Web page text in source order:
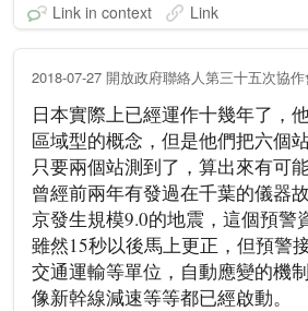
Link in context Link
2018-07-27 開放政府聯絡人第三十五次協
日本實際上已經運作十幾年了，
區域型的概念，但是他們把六個
只要兩個站測到了，算出來有可
曾經前兩年有發過在千葉的儀器
京發生規模9.0的地震，這個預警
雖然15秒以後馬上更正，但預警
交通運輸等單位，自動應變的機
像新幹線減速等等都已經啟動。